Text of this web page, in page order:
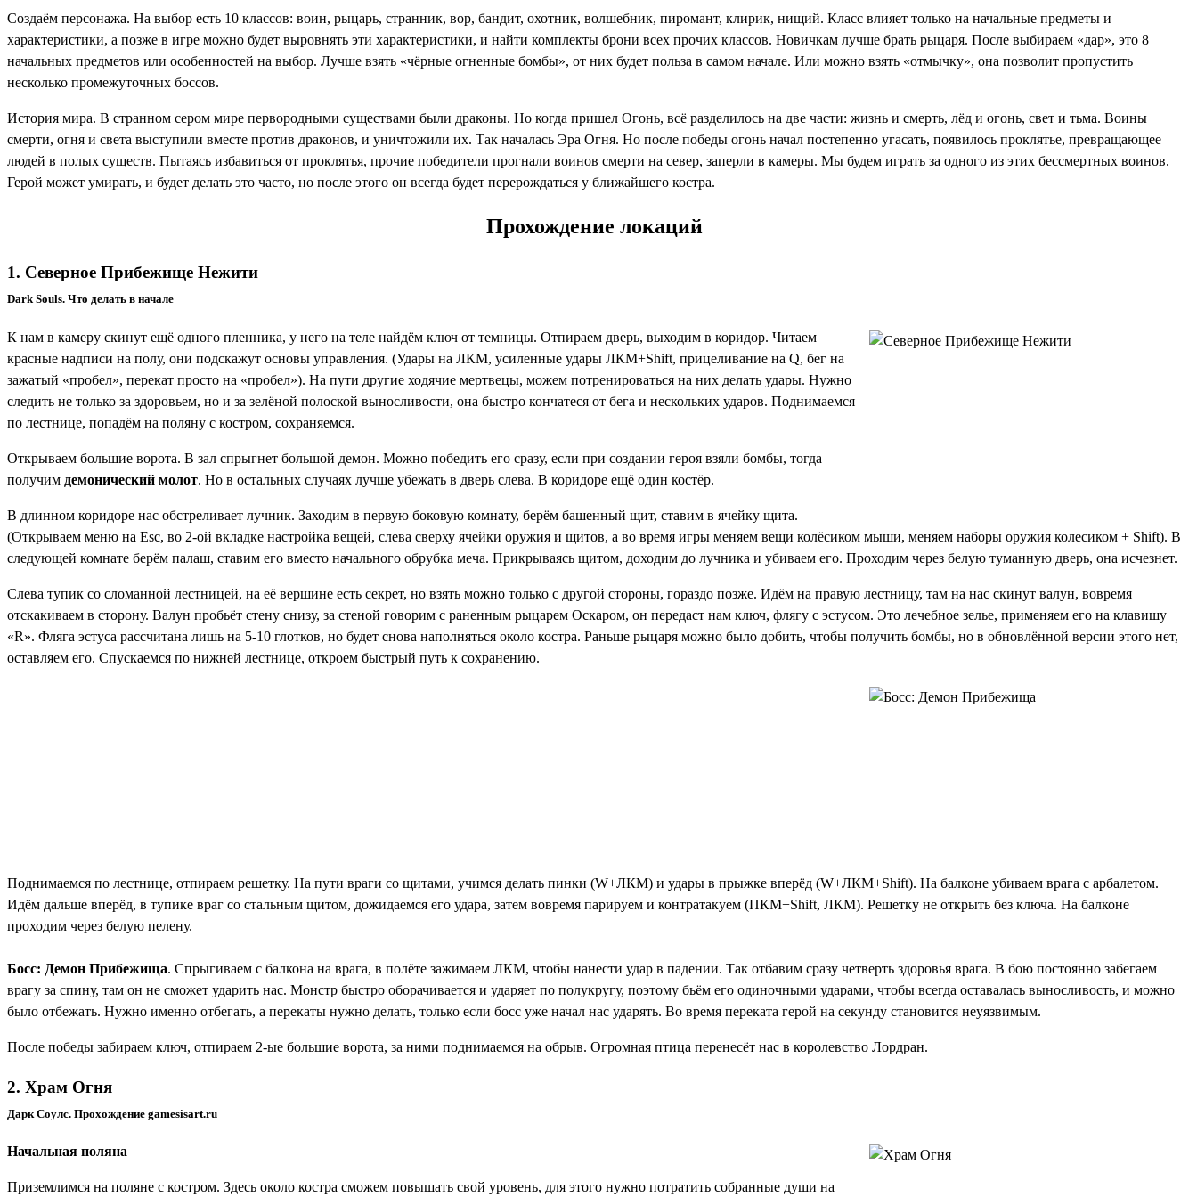
Создаём персонажа. На выбор есть 10 классов: воин, рыцарь, странник, вор, бандит, охотник, волшебник, пиромант, клирик, нищий. Класс влияет только на начальные предметы и
характеристики, а позже в игре можно будет выровнять эти характеристики, и найти комплекты брони всех прочих классов. Новичкам лучше брать рыцаря. После выбираем «дар», это 8
начальных предметов или особенностей на выбор. Лучше взять «чёрные огненные бомбы», от них будет польза в самом начале. Или можно взять «отмычку», она позволит пропустить
несколько промежуточных боссов.
История мира. В странном сером мире первородными существами были драконы. Но когда пришел Огонь, всё разделилось на две части: жизнь и смерть, лёд и огонь, свет и тьма. Воины
смерти, огня и света выступили вместе против драконов, и уничтожили их. Так началась Эра Огня. Но после победы огонь начал постепенно угасать, появилось проклятье, превращающее
людей в полых существ. Пытаясь избавиться от проклятья, прочие победители прогнали воинов смерти на север, заперли в камеры. Мы будем играть за одного из этих бессмертных воинов.
Герой может умирать, и будет делать это часто, но после этого он всегда будет перерождаться у ближайшего костра.
Прохождение локаций
1. Северное Прибежище Нежити
Dark Souls. Что делать в начале
К нам в камеру скинут ещё одного пленника, у него на теле найдём ключ от темницы. Отпираем дверь, выходим в коридор. Читаем
красные надписи на полу, они подскажут основы управления. (Удары на ЛКМ, усиленные удары ЛКМ+Shift, прицеливание на Q, бег на
зажатый «пробел», перекат просто на «пробел»). На пути другие ходячие мертвецы, можем потренироваться на них делать удары. Нужно
следить не только за здоровьем, но и за зелёной полоской выносливости, она быстро кончатеся от бега и нескольких ударов. Поднимаемся
по лестнице, попадём на поляну с костром, сохраняемся.
Открываем большие ворота. В зал спрыгнет большой демон. Можно победить его сразу, если при создании героя взяли бомбы, тогда
получим демонический молот. Но в остальных случаях лучше убежать в дверь слева. В коридоре ещё один костёр.
В длинном коридоре нас обстреливает лучник. Заходим в первую боковую комнату, берём башенный щит, ставим в ячейку щита.
(Открываем меню на Esc, во 2-ой вкладке настройка вещей, слева сверху ячейки оружия и щитов, а во время игры меняем вещи колёсиком мыши, меняем наборы оружия колесиком + Shift). В
следующей комнате берём палаш, ставим его вместо начального обрубка меча. Прикрываясь щитом, доходим до лучника и убиваем его. Проходим через белую туманную дверь, она исчезнет.
Слева тупик со сломанной лестницей, на её вершине есть секрет, но взять можно только с другой стороны, гораздо позже. Идём на правую лестницу, там на нас скинут валун, вовремя
отскакиваем в сторону. Валун пробьёт стену снизу, за стеной говорим с раненным рыцарем Оскаром, он передаст нам ключ, флягу с эстусом. Это лечебное зелье, применяем его на клавишу
«R». Фляга эстуса рассчитана лишь на 5-10 глотков, но будет снова наполняться около костра. Раньше рыцаря можно было добить, чтобы получить бомбы, но в обновлённой версии этого нет,
оставляем его. Спускаемся по нижней лестнице, откроем быстрый путь к сохранению.
Поднимаемся по лестнице, отпираем решетку. На пути враги со щитами, учимся делать пинки (W+ЛКМ) и удары в прыжке вперёд (W+ЛКМ+Shift). На балконе убиваем врага с арбалетом.
Идём дальше вперёд, в тупике враг со стальным щитом, дожидаемся его удара, затем вовремя парируем и контратакуем (ПКМ+Shift, ЛКМ). Решетку не открыть без ключа. На балконе
проходим через белую пелену.
Босс: Демон Прибежища. Спрыгиваем с балкона на врага, в полёте зажимаем ЛКМ, чтобы нанести удар в падении. Так отбавим сразу четверть здоровья врага. В бою постоянно забегаем
врагу за спину, там он не сможет ударить нас. Монстр быстро оборачивается и ударяет по полукругу, поэтому бьём его одиночными ударами, чтобы всегда оставалась выносливость, и можно
было отбежать. Нужно именно отбегать, а перекаты нужно делать, только если босс уже начал нас ударять. Во время переката герой на секунду становится неуязвимым.
После победы забираем ключ, отпираем 2-ые большие ворота, за ними поднимаемся на обрыв. Огромная птица перенесёт нас в королевство Лордран.
2. Храм Огня
Дарк Соулс. Прохождение gamesisart.ru
Начальная поляна
Приземлимся на поляне с костром. Здесь около костра сможем повышать свой уровень, для этого нужно потратить собранные души на